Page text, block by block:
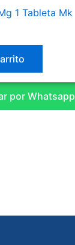
1 Tableta Mk
por Whatsapp